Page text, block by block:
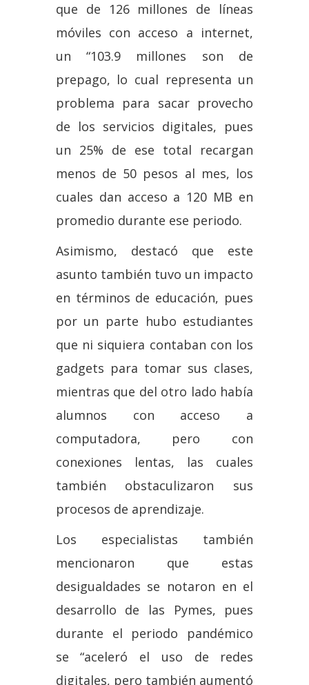
que de 126 millones de líneas
móviles con acceso a internet,
un “103.9 millones son de
prepago, lo cual representa un
problema para sacar provecho
de los servicios digitales, pues
un 25% de ese total recargan
menos de 50 pesos al mes, los
cuales dan acceso a 120 MB en
promedio durante ese periodo.
Asimismo, destacó que este
asunto también tuvo un impacto
en términos de educación, pues
por un parte hubo estudiantes
que ni siquiera contaban con los
gadgets para tomar sus clases,
mientras que del otro lado había
alumnos con acceso a
computadora, pero con
conexiones lentas, las cuales
también obstaculizaron sus
procesos de aprendizaje.
Los especialistas también
mencionaron que estas
desigualdades se notaron en el
desarrollo de las Pymes, pues
durante el periodo pandémico
se “aceleró el uso de redes
digitales, pero también aumentó